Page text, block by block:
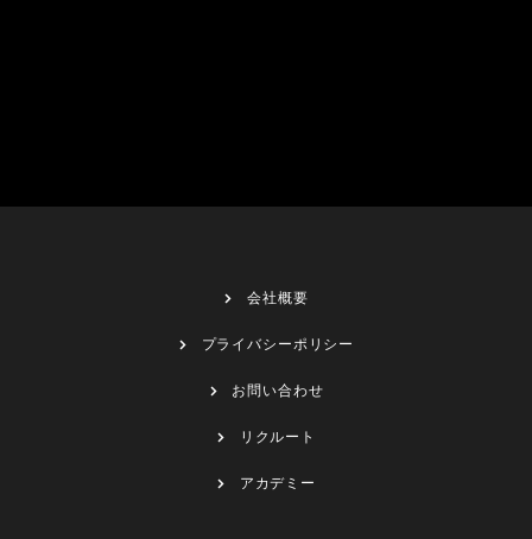
会社概要
プライバシーポリシー
お問い合わせ
リクルート
アカデミー